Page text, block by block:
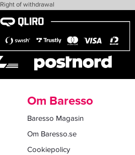
Right of withdrawal
Om Baresso
Baresso Magasin
Om Baresso.se
Cookiepolicy